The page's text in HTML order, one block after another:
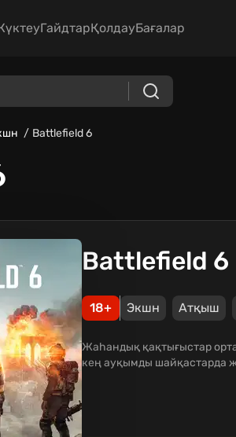
ГайдтарҚолдауБағалар
Battlefield 6
Battlefield 6
18+ Экшн Атқыш
Жаһандық қақтығыстар
кең ауқымды шайқастарда